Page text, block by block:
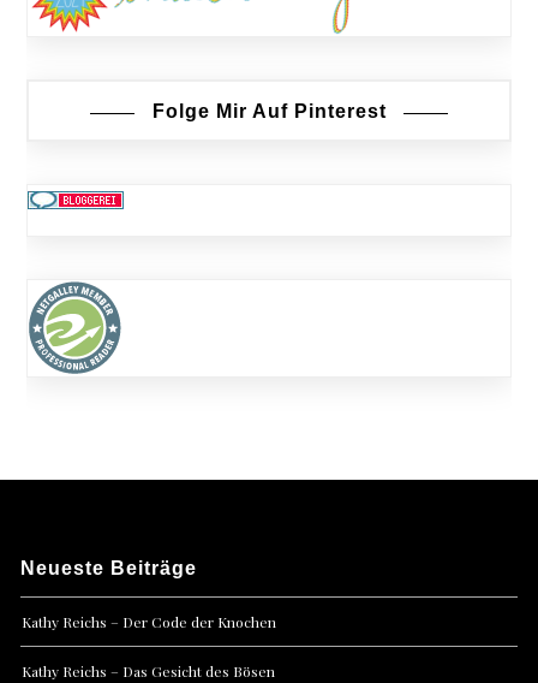
Folge Mir Auf Pinterest
Neueste Beiträge
Kathy Reichs – Der Code der Knochen
Kathy Reichs – Das Gesicht des Bösen